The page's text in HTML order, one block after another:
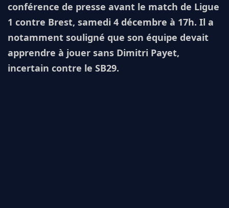
conférence de presse avant le match de Ligue
1 contre Brest, samedi 4 décembre à 17h. Il a
notamment souligné que son équipe devait
apprendre à jouer sans Dimitri Payet,
incertain contre le SB29.